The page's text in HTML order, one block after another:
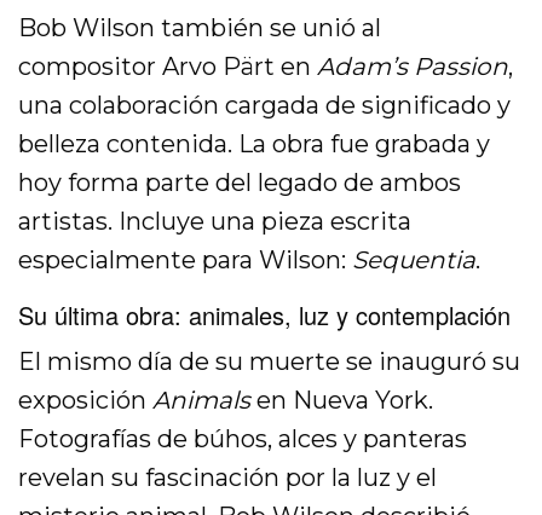
Bob Wilson también se unió al
compositor Arvo Pärt enAdam’s Passion,
una colaboración cargada de significado y
belleza contenida. La obra fue grabada y
hoy forma parte del legado de ambos
artistas. Incluye una pieza escrita
especialmente para Wilson: Sequentia.
Su última obra: animales, luz y contemplación
El mismo día de su muerte se inauguró su
exposiciónAnimalsen Nueva York.
Fotografías de búhos, alces y panteras
revelan su fascinación por la luz y el